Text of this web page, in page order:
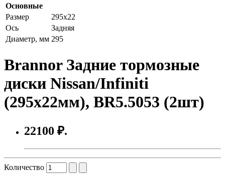
Основные
Размер
295x22
Ось
Задняя
Диаметр, мм 295
Brannor Задние тормозные
диски Nissan/Infiniti
(295x22мм), BR5.5053 (2шт)
22100 ₽.
Количество